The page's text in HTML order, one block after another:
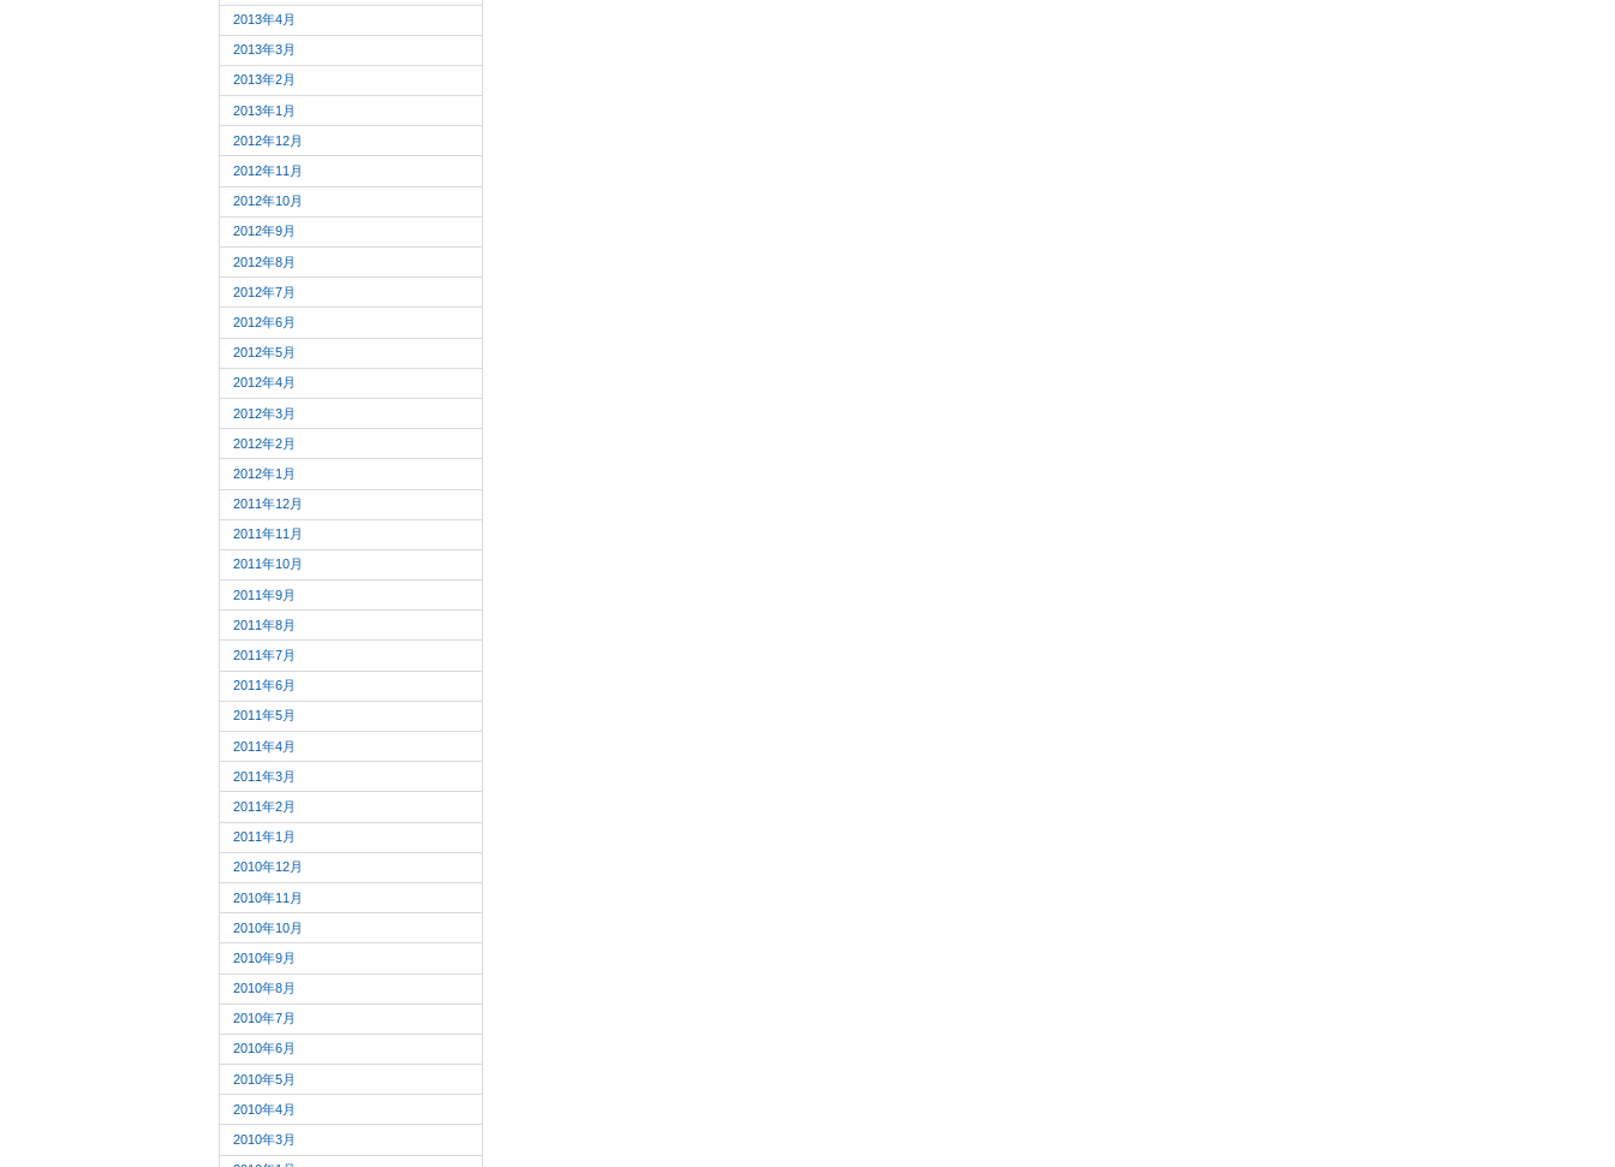
2013年4月
2013年3月
2013年2月
2013年1月
2012年12月
2012年11月
2012年10月
2012年9月
2012年8月
2012年7月
2012年6月
2012年5月
2012年4月
2012年3月
2012年2月
2012年1月
2011年12月
2011年11月
2011年10月
2011年9月
2011年8月
2011年7月
2011年6月
2011年5月
2011年4月
2011年3月
2011年2月
2011年1月
2010年12月
2010年11月
2010年10月
2010年9月
2010年8月
2010年7月
2010年6月
2010年5月
2010年4月
2010年3月